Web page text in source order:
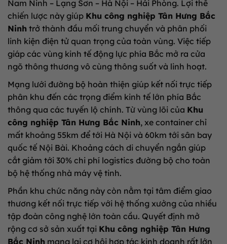
Nam Ninh – Lạng Sơn – Hà Nội – Hải Phòng. Lợi thế
chiến lược này giúp Khu công nghiệp Tân Hưng Bắc
Ninh trở thành đầu mối trung chuyển và phân phối
linh kiện điện tử quan trọng của toàn vùng. Việc tiếp
giáp các vùng kinh tế động lực phía Bắc mở ra cửa
ngõ thông thương vô cùng thông suốt và linh hoạt.
Mạng lưới đường bộ hoàn thiện giúp kết nối trực tiếp
phân khu đến các trọng điểm kinh tế lớn phía Bắc
thông qua các tuyến lộ chính. Từ vùng lõi của Khu
công nghiệp Tân Hưng Bắc Ninh, xe container chỉ
mất khoảng 55km để tới Hà Nội và 60km tới sân bay
quốc tế Nội Bài. Khoảng cách di chuyển ngắn giúp
cắt giảm tới 30% chi phí logistics đường bộ cho toàn
bộ hệ thống nhà máy vệ tinh.
Phần khu chức năng này còn nằm tại tâm điểm giao
thương kết nối trực tiếp với hệ thống xưởng của nhiều
tập đoàn công nghệ lớn toàn cầu. Quyết định mở
rộng cơ sở sản xuất tại Khu công nghiệp Tân Hưng
Bắc Ninh mang lại cơ hội hợp tác kinh doanh rất lớn